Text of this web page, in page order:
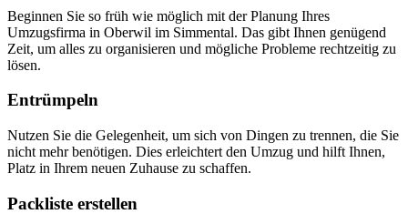
Beginnen Sie so früh wie möglich mit der Planung Ihres
Umzugsfirma in Oberwil im Simmental. Das gibt Ihnen genügend
Zeit, um alles zu organisieren und mögliche Probleme rechtzeitig zu
lösen.
Entrümpeln
Nutzen Sie die Gelegenheit, um sich von Dingen zu trennen, die Sie
nicht mehr benötigen. Dies erleichtert den Umzug und hilft Ihnen,
Platz in Ihrem neuen Zuhause zu schaffen.
Packliste erstellen